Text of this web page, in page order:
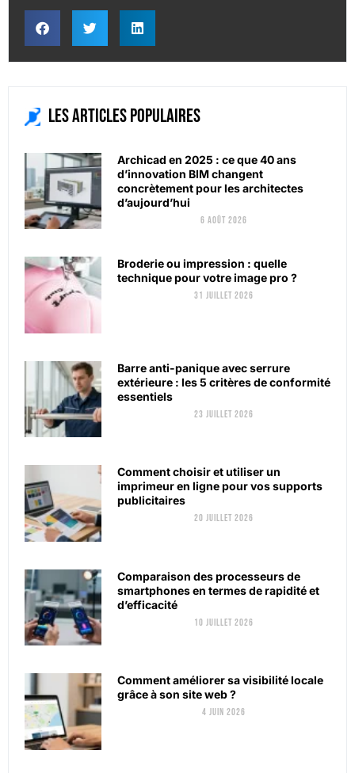
Les articles populaires
Archicad en 2025 : ce que 40 ans
d’innovation BIM changent
concrètement pour les architectes
d’aujourd’hui
6 août 2026
Broderie ou impression : quelle
technique pour votre image pro ?
31 juillet 2026
Barre anti-panique avec serrure
extérieure : les 5 critères de conformité
essentiels
23 juillet 2026
Comment choisir et utiliser un
imprimeur en ligne pour vos supports
publicitaires
20 juillet 2026
Comparaison des processeurs de
smartphones en termes de rapidité et
d’efficacité
10 juillet 2026
Comment améliorer sa visibilité locale
grâce à son site web ?
4 juin 2026